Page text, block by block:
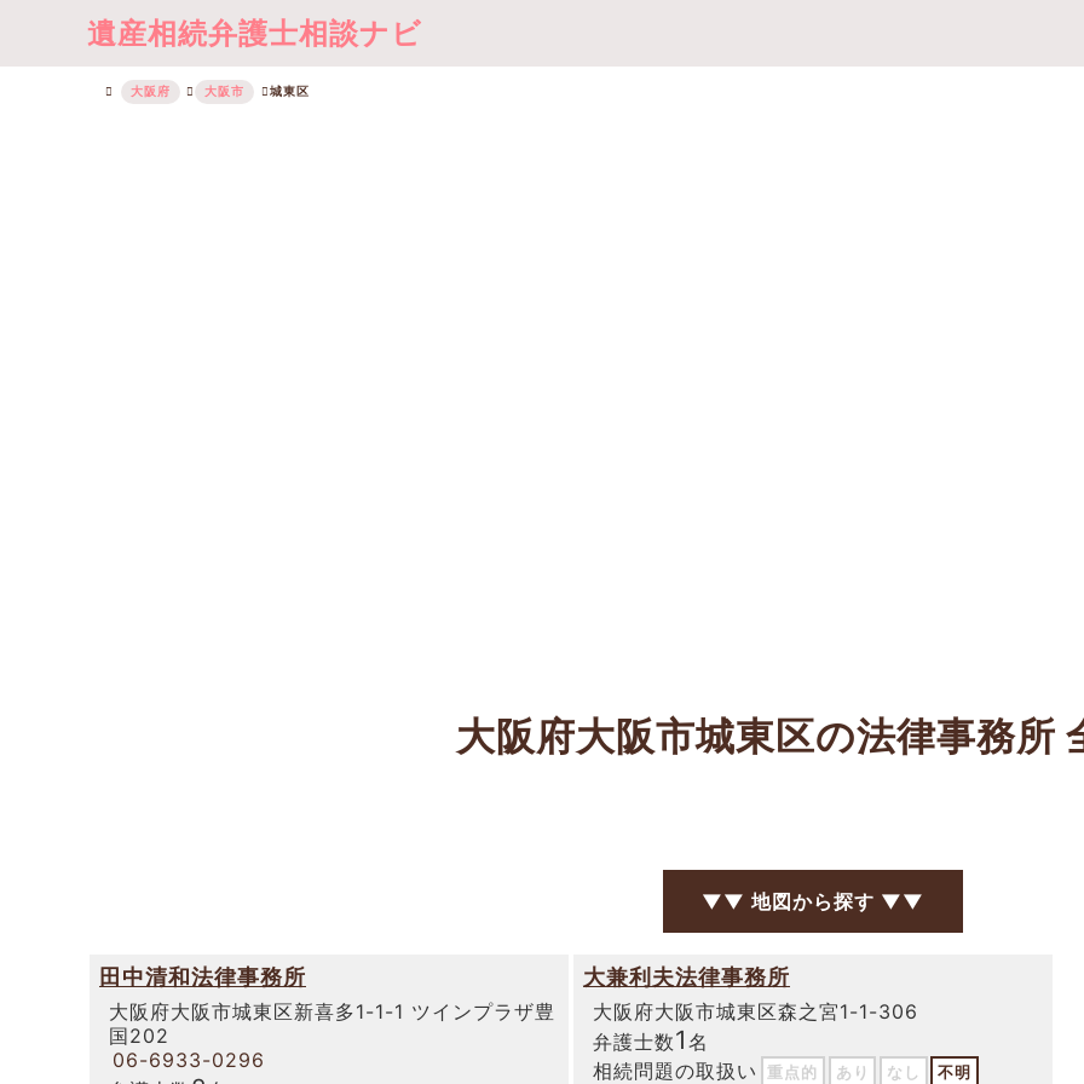
遺産相続弁護士相談ナビ
大阪府 大阪市 城東区
大阪府大阪市城東区の法律事務所
▼▼ 地図から探す ▼▼
田中清和法律事務所
大阪府大阪市城東区新喜多1-1-1 ツインプラザ豊
国202
06-6933-0296
大兼利夫法律事務所
大阪府大阪市城東区森之宮1-1-306
弁護士数1 名
相続問題の取扱い
重点的 あり なし 不明